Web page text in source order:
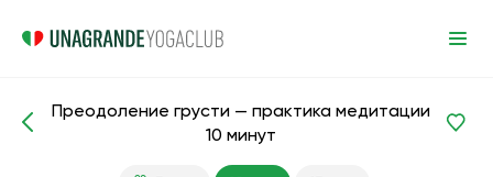
Медитации и дыхание Грусть
Преодоление грусти — практика медитации
10 минут